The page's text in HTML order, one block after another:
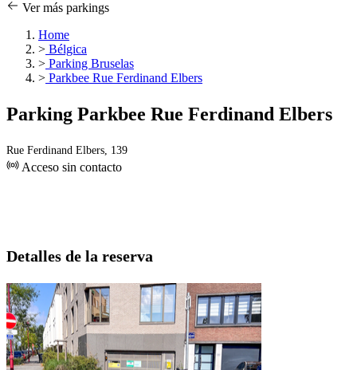
Ver más parkings
Home
> Bélgica
> Parking Bruselas
> Parkbee Rue Ferdinand Elbers
Parking Parkbee Rue Ferdinand Elbers
Rue Ferdinand Elbers, 139
Acceso sin contacto
Detalles de la reserva